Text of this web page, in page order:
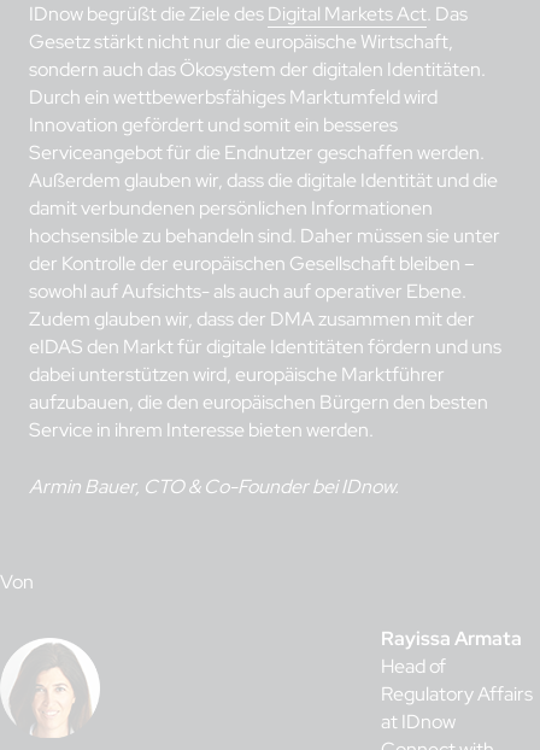
IDnow begrüßt die Ziele desDigital Markets Act. Das
Gesetz stärkt nicht nur die europäische Wirtschaft,
sondern auch das Ökosystem der digitalen Identitäten.
Durch ein wettbewerbsfähiges Marktumfeld wird
Innovation gefördert und somit ein besseres
Serviceangebot für die Endnutzer geschaffen werden.
Außerdem glauben wir, dass die digitale Identität und die
damit verbundenen persönlichen Informationen
hochsensible zu behandeln sind. Daher müssen sie unter
der Kontrolle der europäischen Gesellschaft bleiben –
sowohl auf Aufsichts- als auch auf operativer Ebene.
Zudem glauben wir, dass der DMA zusammen mit der
eIDAS den Markt für digitale Identitäten fördern und uns
dabei unterstützen wird, europäische Marktführer
aufzubauen, die den europäischen Bürgern den besten
Service in ihrem Interesse bieten werden.
Armin Bauer, CTO & Co-Founder bei IDnow.
Von
Rayissa Armata
Head of
Regulatory Affairs
at IDnow